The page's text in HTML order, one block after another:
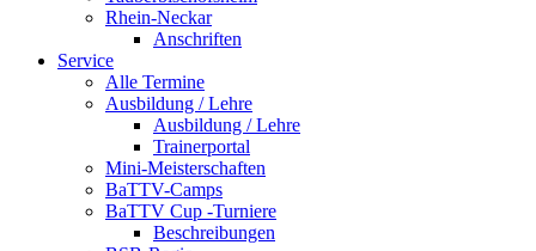
Rhein-Neckar
Anschriften
Service
Alle Termine
Ausbildung / Lehre
Ausbildung / Lehre
Trainerportal
Mini-Meisterschaften
BaTTV-Camps
BaTTV Cup -Turniere
Beschreibungen